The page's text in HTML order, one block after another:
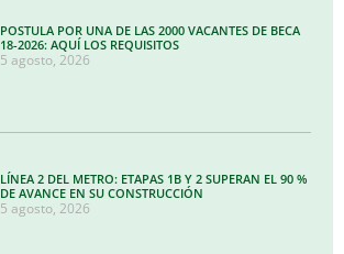
POSTULA POR UNA DE LAS 2000 VACANTES DE BECA
18-2026: AQUÍ LOS REQUISITOS
5 agosto, 2026
LÍNEA 2 DEL METRO: ETAPAS 1B Y 2 SUPERAN EL 90 %
DE AVANCE EN SU CONSTRUCCIÓN
5 agosto, 2026